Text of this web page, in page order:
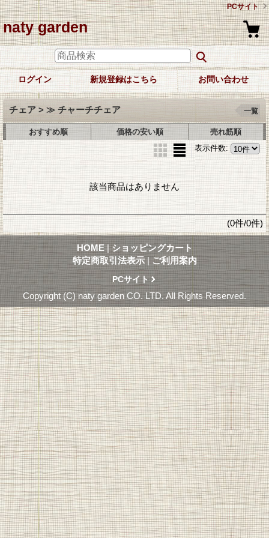
PCサイト
naty garden
ログイン 新規登録はこちら お問い合わせ
チェア > ≫ チャーチチェア 一覧
おすすめ順 価格の安い順
売れ筋順
表示件数:
該当商品はありません
(0件/0件)
HOME | ショッピングカート
特定商取引法表示 | ご利用案内
PCサイト
Copyright (C) naty garden CO. LTD. All Rights Reserved.